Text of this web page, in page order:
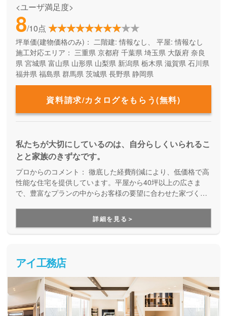
<ユーザ満足度>
8/10点
坪単価(建物価格のみ)： 二階建: 情報なし、 平屋: 情報なし
施工対応エリア： 三重県 京都府 千葉県 埼玉県 大阪府 奈良
県 宮城県 富山県 山形県 山梨県 新潟県 栃木県 滋賀県 石川県
福井県 福島県 群馬県 茨城県 長野県 静岡県
資料請求/カタログをもらう(無料)
私たちが大切にしているのは、自分らしくいられるこ
とと家族のきずなです。
プロからのコメント： 徹底した経費削減により、低価格で高
性能な住宅を提供しています。平屋から40坪以上の広さま
で、豊富なプランの中からお客様の要望に合わせた家づくり
ず、予算内で快適な住まいを建てたい方にオススメです。
詳細を見る＞
アイ工務店